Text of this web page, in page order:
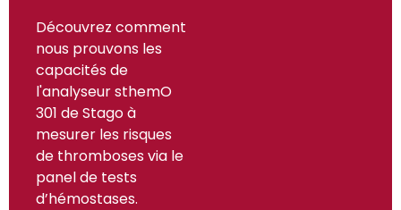
Découvrez comment
nous prouvons les
capacités de
l'analyseur sthemO
301 de Stago à
mesurer les risques
de thromboses via le
panel de tests
d’hémostases.